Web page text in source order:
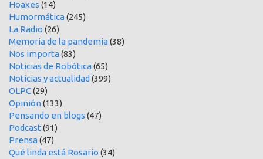
Hoaxes (14)
Humormática(245)
La Radio (26)
Memoria de la pandemia(38)
Nos importa(83)
Noticias de Robótica(65)
Noticias y actualidad (399)
OLPC(29)
Opinión(133)
Pensando en blogs (47)
Podcast (91)
Prensa(47)
Qué linda está Rosario (34)